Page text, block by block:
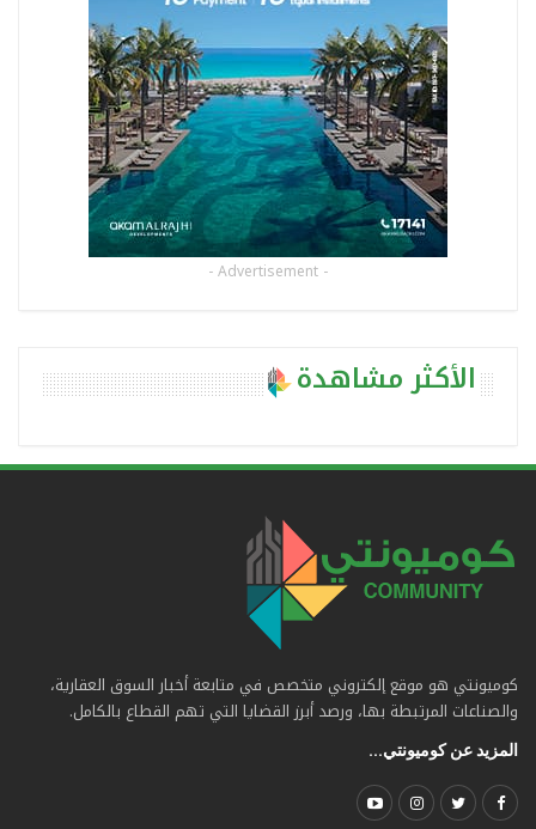
- Advertisement -
الأكثر مشاهدة
كوميونتي هو موقع إلكتروني متخصص في متابعة أخبار السوق العقارية،
والصناعات المرتبطة بها، ورصد أبرز القضايا التي تهم القطاع بالكامل.
المزيد عن كوميونتي...